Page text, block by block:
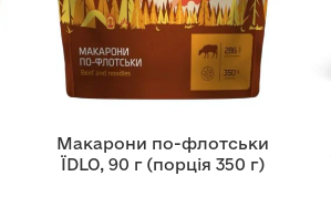
Макарони по-флотськи
ЇDLO, 90 г (порція 350 г)